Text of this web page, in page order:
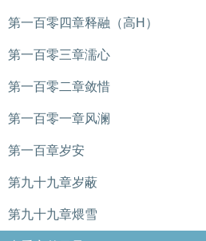
第一百零四章释融（高H）
第一百零三章濡心
第一百零二章敛惜
第一百零一章风澜
第一百章岁安
第九十九章岁蔽
第九十九章煨雪